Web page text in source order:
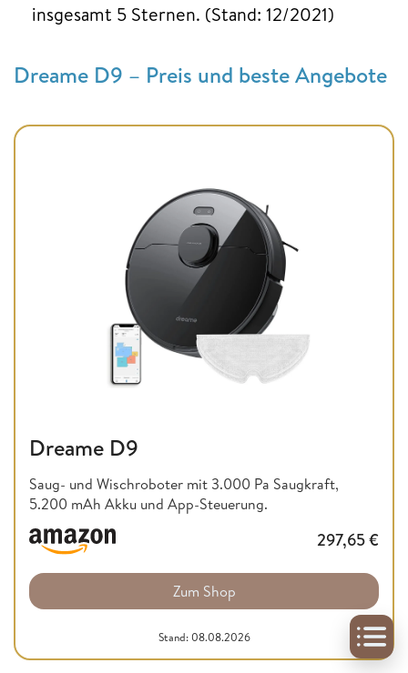
insgesamt 5 Sternen. (Stand: 12/2021)
Dreame D9 – Preis und beste Angebote
Dreame D9
Saug- und Wischroboter mit 3.000 Pa Saugkraft,
5.200 mAh Akku und App-Steuerung.
297,65€
Zum Shop
Stand: 08.08.2026